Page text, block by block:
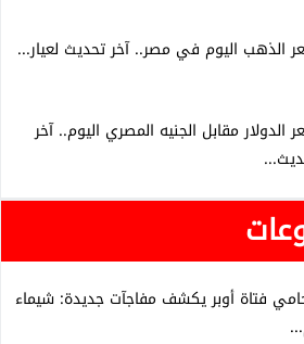
الذهب اليوم في مصر.. آخر تحديث لعيار...
الدولار مقابل الجنيه المصري اليوم.. آخر
فتاة أوبر يكشف مفاجآت جديدة: شيماء